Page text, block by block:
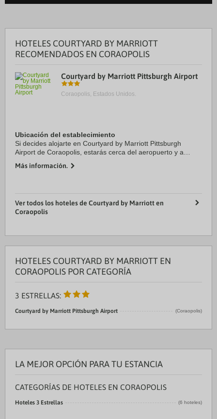
HOTELES COURTYARD BY MARRIOTT
RECOMENDADOS EN CORAOPOLIS
Courtyard by Marriott Pittsburgh Airport
Coraopolis, Estados Unidos.
Ubicación del establecimiento
Si decides alojarte en Courtyard by Marriott Pittsburgh
Airport de Coraopolis, estarás cerca del aeropuerto y a
(centro comercial) y Parque Moon. ...
Más información.
Ver todos los hoteles de Courtyard by Marriott en
Coraopolis
HOTELES COURTYARD BY MARRIOTT EN
CORAOPOLIS POR CATEGORÍA
3 ESTRELLAS:
Courtyard by Marriott Pittsburgh Airport (Coraopolis)
LA MEJOR OPCIÓN PARA TU ESTANCIA
CATEGORÍAS DE HOTELES EN CORAOPOLIS
Hoteles 3 Estrellas (6 hoteles)